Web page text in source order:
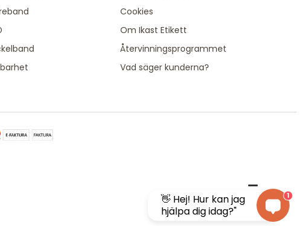
Cookies
Om Ikast Etikett
Återvinningsprogrammet
Vad säger kunderna?
👋 Hej! Hur kan jag
hjälpa dig idag?"
1